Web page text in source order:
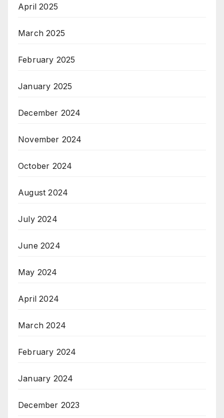
April 2025
March 2025
February 2025
January 2025
December 2024
November 2024
October 2024
August 2024
July 2024
June 2024
May 2024
April 2024
March 2024
February 2024
January 2024
December 2023